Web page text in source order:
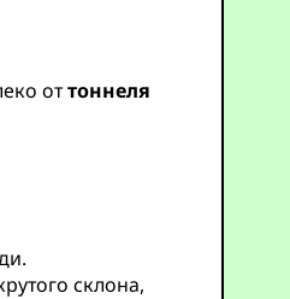
оттоннеля
склона,